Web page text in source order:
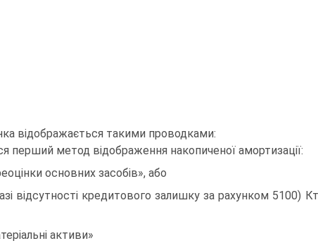
відображається такими проводками:
перший метод відображення накопиченої амортизації:
основних засобів», або
відсутності кредитового залишку за рахунком 5100)
активи»